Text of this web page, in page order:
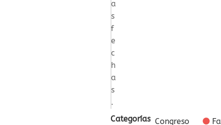
a
s
f
e
c
h
a
s
.
Categorías Congreso